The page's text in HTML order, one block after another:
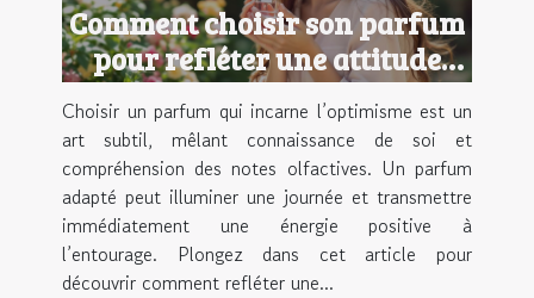
Comment choisir son parfum
pour refléter une attitude
optimiste ?
Choisir un parfum qui incarne l’optimisme est un
art subtil, mêlant connaissance de soi et
compréhension des notes olfactives. Un parfum
adapté peut illuminer une journée et transmettre
immédiatement une énergie positive à
l’entourage. Plongez dans cet article pour
découvrir comment refléter une...